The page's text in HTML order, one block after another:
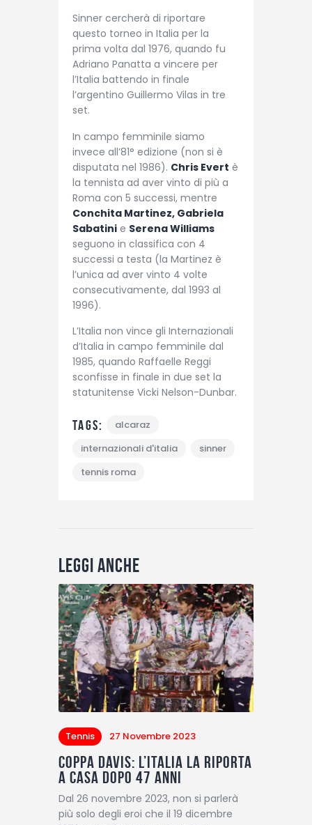
Sinner cercherà di riportare
questo torneo in Italia per la
prima volta dal 1976, quando fu
Adriano Panatta a vincere per
l’Italia battendo in finale
l’argentino Guillermo Vilas in tre
set.
In campo femminile siamo
invece all’81° edizione (non si è
disputata nel 1986). Chris Evert è
la tennista ad aver vinto di più a
Roma con 5 successi, mentre
Conchita Martinez, Gabriela
Sabatini e Serena Williams
seguono in classifica con 4
successi a testa (la Martinez è
l’unica ad aver vinto 4 volte
consecutivamente, dal 1993 al
1996).
L’Italia non vince gli Internazionali
d’Italia in campo femminile dal
1985, quando Raffaelle Reggi
sconfisse in finale in due set la
statunitense Vicki Nelson-Dunbar.
Tags:
alcaraz
internazionali d'italia
sinner
tennis roma
Leggi anche
Tennis 27 Novembre 2023
Coppa Davis: l’Italia la riporta
a casa dopo 47 anni
Dal 26 novembre 2023, non si parlerà
più solo degli eroi che il 19 dicembre